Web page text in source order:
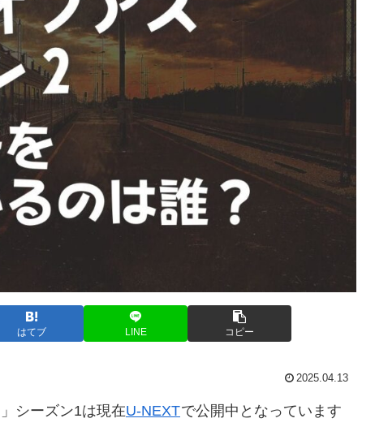
はてブ LINE コピー
2025.04.13
」シーズン1は現在U-NEXTで公開中となっています